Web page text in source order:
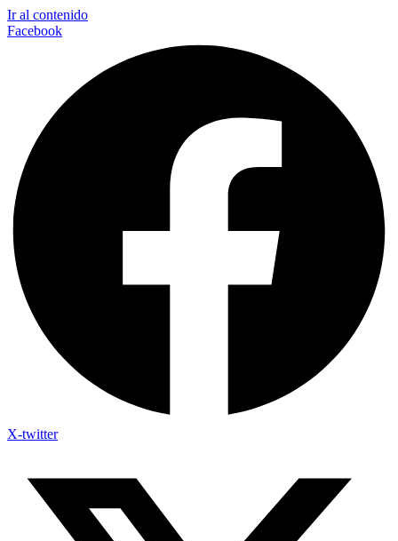
Ir al contenido
Facebook
X-twitter